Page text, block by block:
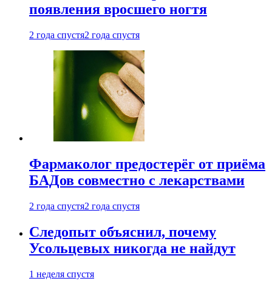
появления вросшего ногтя
2 года спустя2 года спустя
Фармаколог предостерёг от приёма
БАДов совместно с лекарствами
2 года спустя2 года спустя
Следопыт объяснил, почему
Усольцевых никогда не найдут
1 неделя спустя